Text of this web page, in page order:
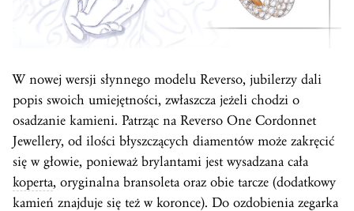
W nowej wersji słynnego modelu Reverso, jubilerzy dali
popis swoich umiejętności, zwłaszcza jeżeli chodzi o
osadzanie kamieni. Patrząc na Reverso One Cordonnet
Jewellery, od ilości błyszczących diamentów może zakręcić
się w głowie, ponieważ brylantami jest wysadzana cała
koperta, oryginalna bransoleta oraz obie tarcze (dodatkowy
kamień znajduje się też w koronce). Do ozdobienia zegarka